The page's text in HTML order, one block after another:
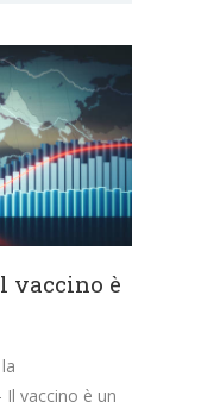
vaccino è
vaccino è un